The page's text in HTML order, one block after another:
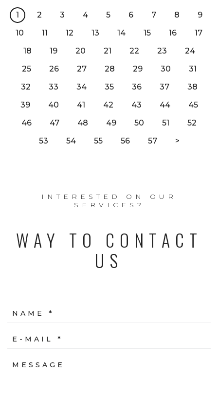
1 2 3 4 5 6 7 8
9
10
11 12 13 14 15 16
17
18
19 20 21 22 23
24
25
26 27 28 29 30
31
32
33 34 35 36 37
38
39
40 41 42 43 44
45
46
47 48 49 50 51
52
53
54 55 56 57 >
INTERESTED ON OUR
SERVICES?
WAY TO CONTACT
US